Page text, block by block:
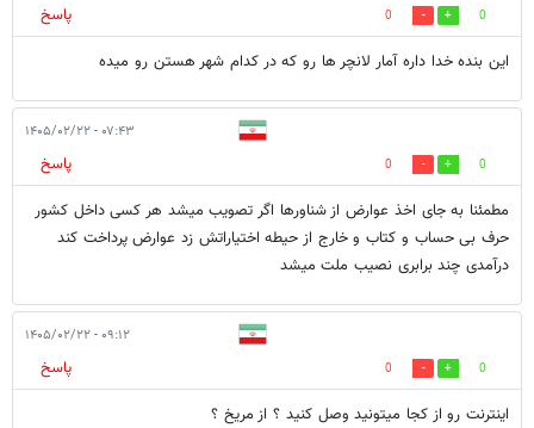
0
0
پاسخ
این بنده خدا داره آمار لانچر ها رو که در کدام شهر هستن رو میده
۰۷:۴۳ - ۱۴۰۵/۰۲/۲۲
0
0
پاسخ
مطمئنا به جای اخذ عوارض از شناورها اگر تصویب میشد هر کسی داخل کشور
حرف بی حساب و کتاب و خارج از حیطه اختیاراتش زد عوارض پرداخت کند
درآمدی چند برابری نصیب ملت میشد
۰۹:۱۲ - ۱۴۰۵/۰۲/۲۲
0
0
پاسخ
اینترنت رو از کجا میتونید وصل کنید ؟ از مریخ ؟